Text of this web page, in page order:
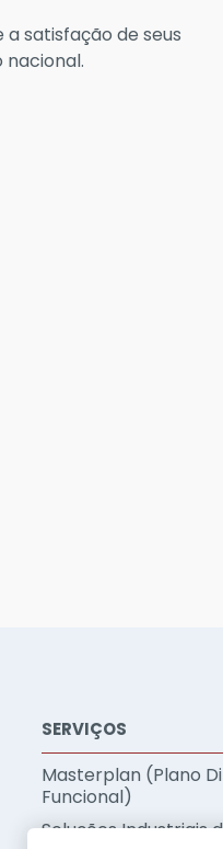
satisfação de seus
SERVIÇOS
Masterplan (Plano
Funcional)
Soluções Industriais